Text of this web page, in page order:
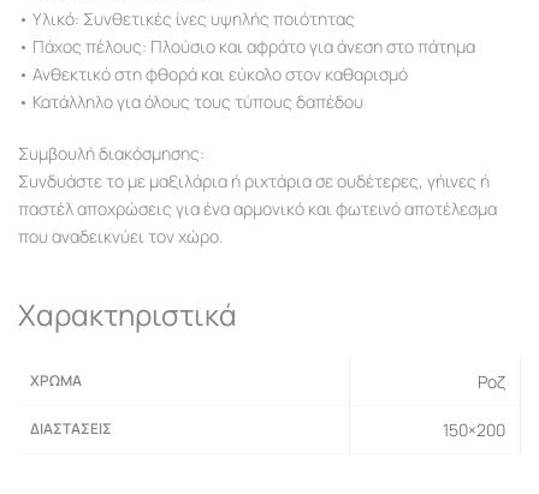
• Υλικό: Συνθετικές ίνες υψηλής ποιότητας
• Πάχος πέλους: Πλούσιο και αφράτο για άνεση στο πάτημα
• Ανθεκτικό στη φθορά και εύκολο στον καθαρισμό
• Κατάλληλο για όλους τους τύπους δαπέδου
Συμβουλή διακόσμησης:
Συνδυάστε το με μαξιλάρια ή ριχτάρια σε ουδέτερες, γήινες ή
παστέλ αποχρώσεις για ένα αρμονικό και φωτεινό αποτέλεσμα
που αναδεικνύει τον χώρο.
Χαρακτηριστικά
ΧΡΏΜΑ Ροζ
ΔΙΑΣΤΆΣΕΙΣ 150×200